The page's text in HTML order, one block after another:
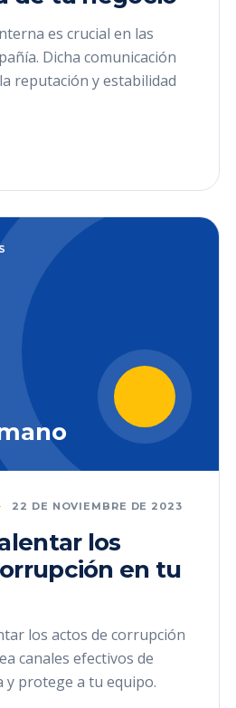
es crucial en las
Dicha comunicación
reputación y estabilidad
22 DE NOVIEMBRE DE 2023
los
en tu
los actos de corrupción
canales efectivos de
y protege a tu equipo.